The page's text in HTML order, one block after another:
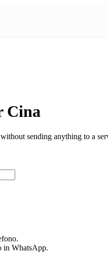
Cina
sending anything to a
in WhatsApp.